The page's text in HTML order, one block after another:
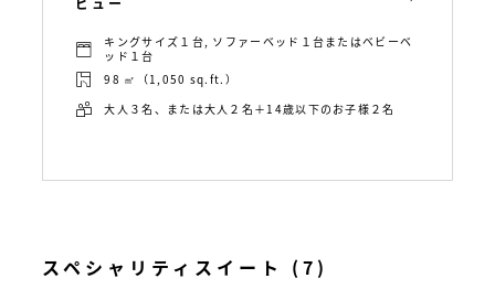
キングサイズ１台, ソファーベッド１台またはベビーベ
ッド１台
98 ㎡（1,050 sq.ft.）
大人３名、または大人２名＋14歳以下のお子様２名
スペシャリティスイート (7)